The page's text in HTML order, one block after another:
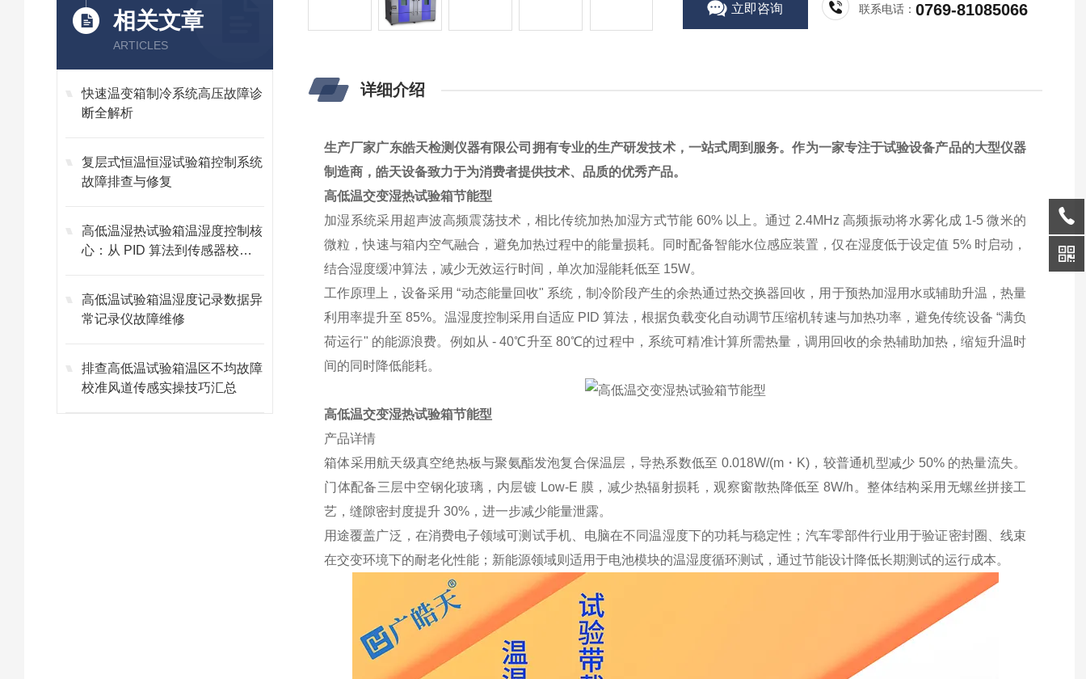
相关文章
ARTICLES
快速温变箱制冷系统高压故障诊
断全解析
复层式恒温恒湿试验箱控制系统
故障排查与修复
高低温湿热试验箱温湿度控制核
心：从 PID 算法到传感器校准
高低温试验箱温湿度记录数据异
常记录仪故障维修
排查高低温试验箱温区不均故障
校准风道传感实操技巧汇总
立即咨询 联系电话：0769-81085066
详细介绍
生产厂家广东皓天检测仪器有限公司拥有专业的生产研发技术，一站式周到服务。作为一家专注于试验设备产品的大型仪器
制造商，皓天设备致力于为消费者提供技术、品质的优秀产品。
高低温交变湿热试验箱节能型
加湿系统采用超声波高频震荡技术，相比传统加热加湿方式节能 60% 以上。通过 2.4MHz 高频振动将水雾化成 1-5 微米的
微粒，快速与箱内空气融合，避免加热过程中的能量损耗。同时配备智能水位感应装置，仅在湿度低于设定值 5% 时启动，
结合湿度缓冲算法，减少无效运行时间，单次加湿能耗低至 15W。
工作原理上，设备采用 “动态能量回收" 系统，制冷阶段产生的余热通过热交换器回收，用于预热加湿用水或辅助升温，热量
利用率提升至 85%。温湿度控制采用自适应 PID 算法，根据负载变化自动调节压缩机转速与加热功率，避免传统设备 “满负
荷运行" 的能源浪费。例如从 - 40℃升至 80℃的过程中，系统可精准计算所需热量，调用回收的余热辅助加热，缩短升温时
间的同时降低能耗。
高低温交变湿热试验箱节能型
产品详情
箱体采用航天级真空绝热板与聚氨酯发泡复合保温层，导热系数低至 0.018W/(m・K)，较普通机型减少 50% 的热量流失。
门体配备三层中空钢化玻璃，内层镀 Low-E 膜，减少热辐射损耗，观察窗散热降低至 8W/h。整体结构采用无螺丝拼接工
艺，缝隙密封度提升 30%，进一步减少能量泄露。
用途覆盖广泛，在消费电子领域可测试手机、电脑在不同温湿度下的功耗与稳定性；汽车零部件行业用于验证密封圈、线束
在交变环境下的耐老化性能；新能源领域则适用于电池模块的温湿度循环测试，通过节能设计降低长期测试的运行成本。